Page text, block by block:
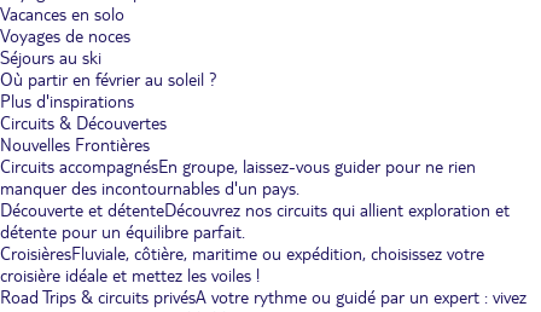
Vacances en solo
Voyages de noces
Séjours au ski
Où partir en février au soleil ?
Plus d'inspirations
Circuits & Découvertes
Nouvelles Frontières
Circuits accompagnésEn groupe, laissez-vous guider pour ne rien
manquer des incontournables d'un pays.
Découverte et détenteDécouvrez nos circuits qui allient exploration et
détente pour un équilibre parfait.
CroisièresFluviale, côtière, maritime ou expédition, choisissez votre
croisière idéale et mettez les voiles !
Road Trips & circuits privésA votre rythme ou guidé par un expert : vivez